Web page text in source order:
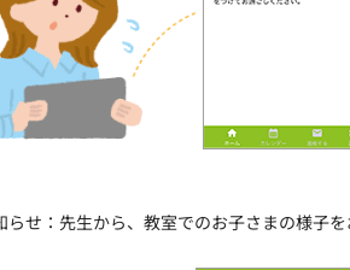
らせ：先生から、教室でのお子さまの様子を